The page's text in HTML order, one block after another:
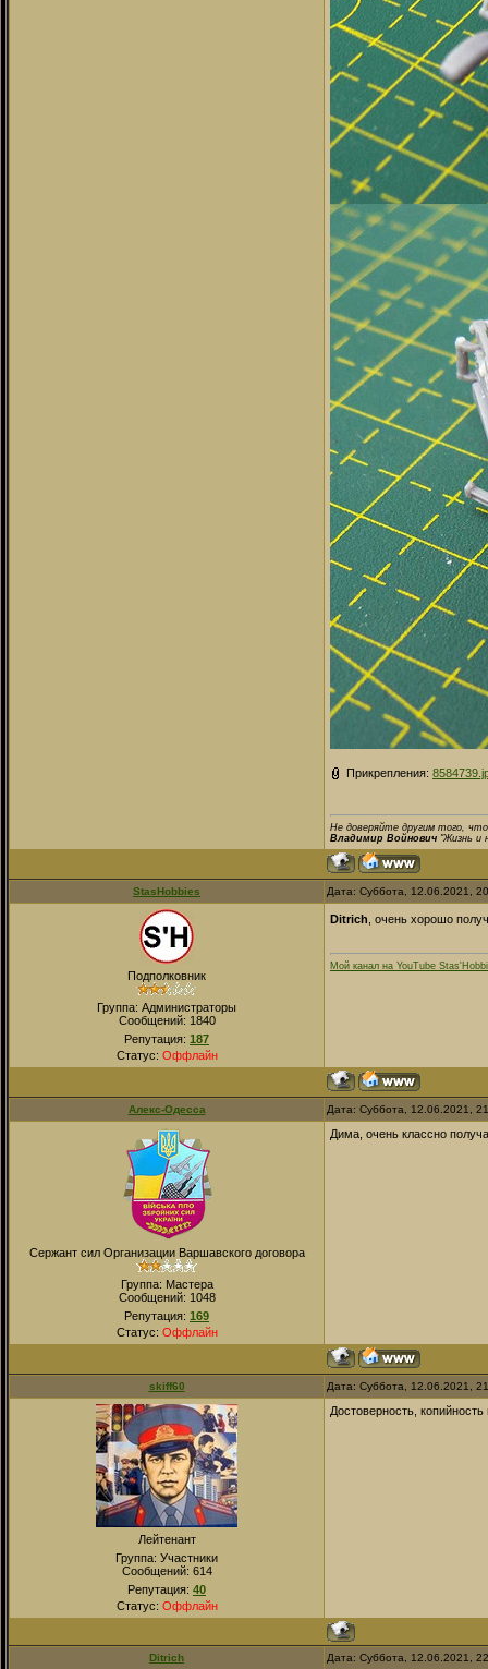
Прикрепления:
Не доверяйте другим того,
Владимир Войнович "Жизнь и
StasHobbies Дата: Суббота, 12.06.2021,
Подполковник
Группа: Администраторы
Сообщений: 1840
Репутация: 187
Статус: Оффлайн
Ditrich , очень хорошо
Мой канал на YouTube
Алекс-Одесса Дата: Суббота, 12.06.2021,
Сержант сил Организации Варшавского договора
Группа: Мастера
Сообщений: 1048
Репутация: 169
Статус: Оффлайн
Дима, очень классно
skiff60 Дата: Суббота, 12.06.2021,
Лейтенант
Группа: Участники
Сообщений: 614
Репутация: 40
Статус: Оффлайн
Достоверность,
Ditrich Дата: Суббота, 12.06.2021,